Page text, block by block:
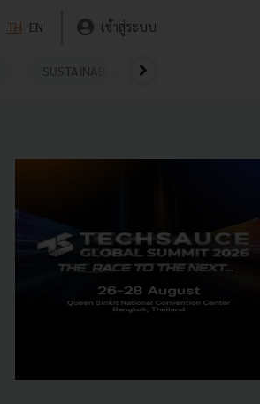
TH EN เข้าสู่ระบบ
SUSTAINABLE